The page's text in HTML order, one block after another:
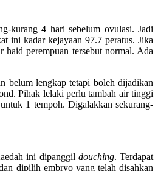
kurang 4 hari sebelum ovulasi. Jadi
ini kadar kejayaan 97.7 peratus. Jika
perempuan tersebut normal. Ada
belum lengkap tetapi boleh dijadikan
Pihak lelaki perlu tambah air tinggi
1 tempoh. Digalakkan sekurang-
ini dipanggil douching. Terdapat
dipilih embryo yang telah disahkan